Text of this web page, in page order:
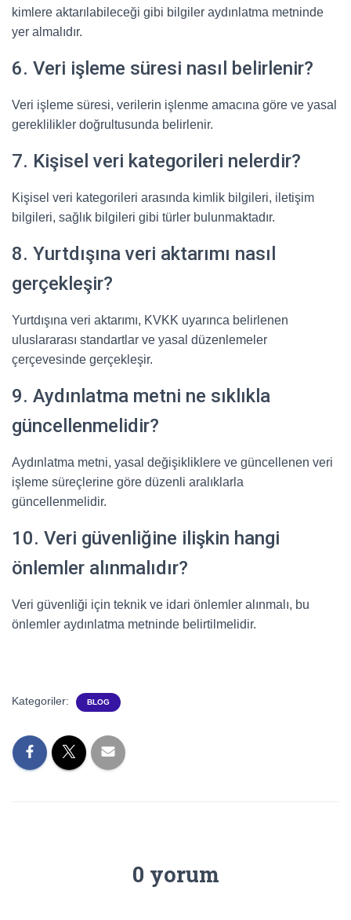
kimlere aktarılabileceği gibi bilgiler aydınlatma metninde
yer almalıdır.
6. Veri işleme süresi nasıl belirlenir?
Veri işleme süresi, verilerin işlenme amacına göre ve yasal
gereklilikler doğrultusunda belirlenir.
7. Kişisel veri kategorileri nelerdir?
Kişisel veri kategorileri arasında kimlik bilgileri, iletişim
bilgileri, sağlık bilgileri gibi türler bulunmaktadır.
8. Yurtdışına veri aktarımı nasıl
gerçekleşir?
Yurtdışına veri aktarımı, KVKK uyarınca belirlenen
uluslararası standartlar ve yasal düzenlemeler
çerçevesinde gerçekleşir.
9. Aydınlatma metni ne sıklıkla
güncellenmelidir?
Aydınlatma metni, yasal değişikliklere ve güncellenen veri
işleme süreçlerine göre düzenli aralıklarla
güncellenmelidir.
10. Veri güvenliğine ilişkin hangi
önlemler alınmalıdır?
Veri güvenliği için teknik ve idari önlemler alınmalı, bu
önlemler aydınlatma metninde belirtilmelidir.
Kategoriler: BLOG
0 yorum